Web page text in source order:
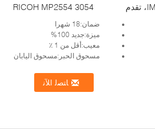
RICOH MP2554 3054
ضمان:18 شهرا
ميزة:جديد 100%
معيب:أقل من 1 ٪
مسحوق الحبر:مسحوق اليابان
IMC2000 2500 3000 3500 4500 6000، تقدم